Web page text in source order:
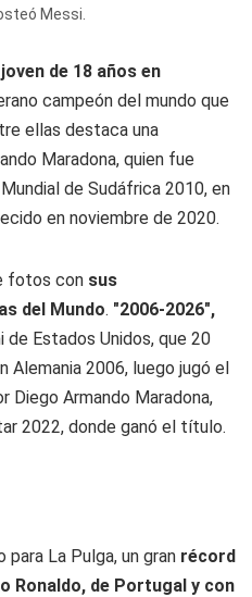
Messi.
joven de 18 años en
campeón del mundo que
ellas destaca una
Maradona, quien fue
de Sudáfrica 2010, en
en noviembre de 2020.
fotos con sus
del Mundo. "2006-2026",
Estados Unidos, que 20
Alemania 2006, luego jugó el
Diego Armando Maradona,
2022, donde ganó el título.
La Pulga, un gran récord
Ronaldo, de Portugal y con